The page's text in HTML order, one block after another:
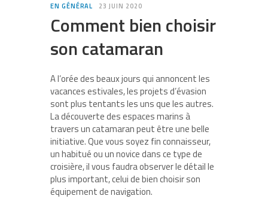
EN GÉNÉRAL 23 JUIN 2020
Comment bien choisir
son catamaran
A l’orée des beaux jours qui annoncent les
vacances estivales, les projets d’évasion
sont plus tentants les uns que les autres.
La découverte des espaces marins à
travers un catamaran peut être une belle
initiative. Que vous soyez fin connaisseur,
un habitué ou un novice dans ce type de
croisière, il vous faudra observer le détail le
plus important, celui de bien choisir son
équipement de navigation.